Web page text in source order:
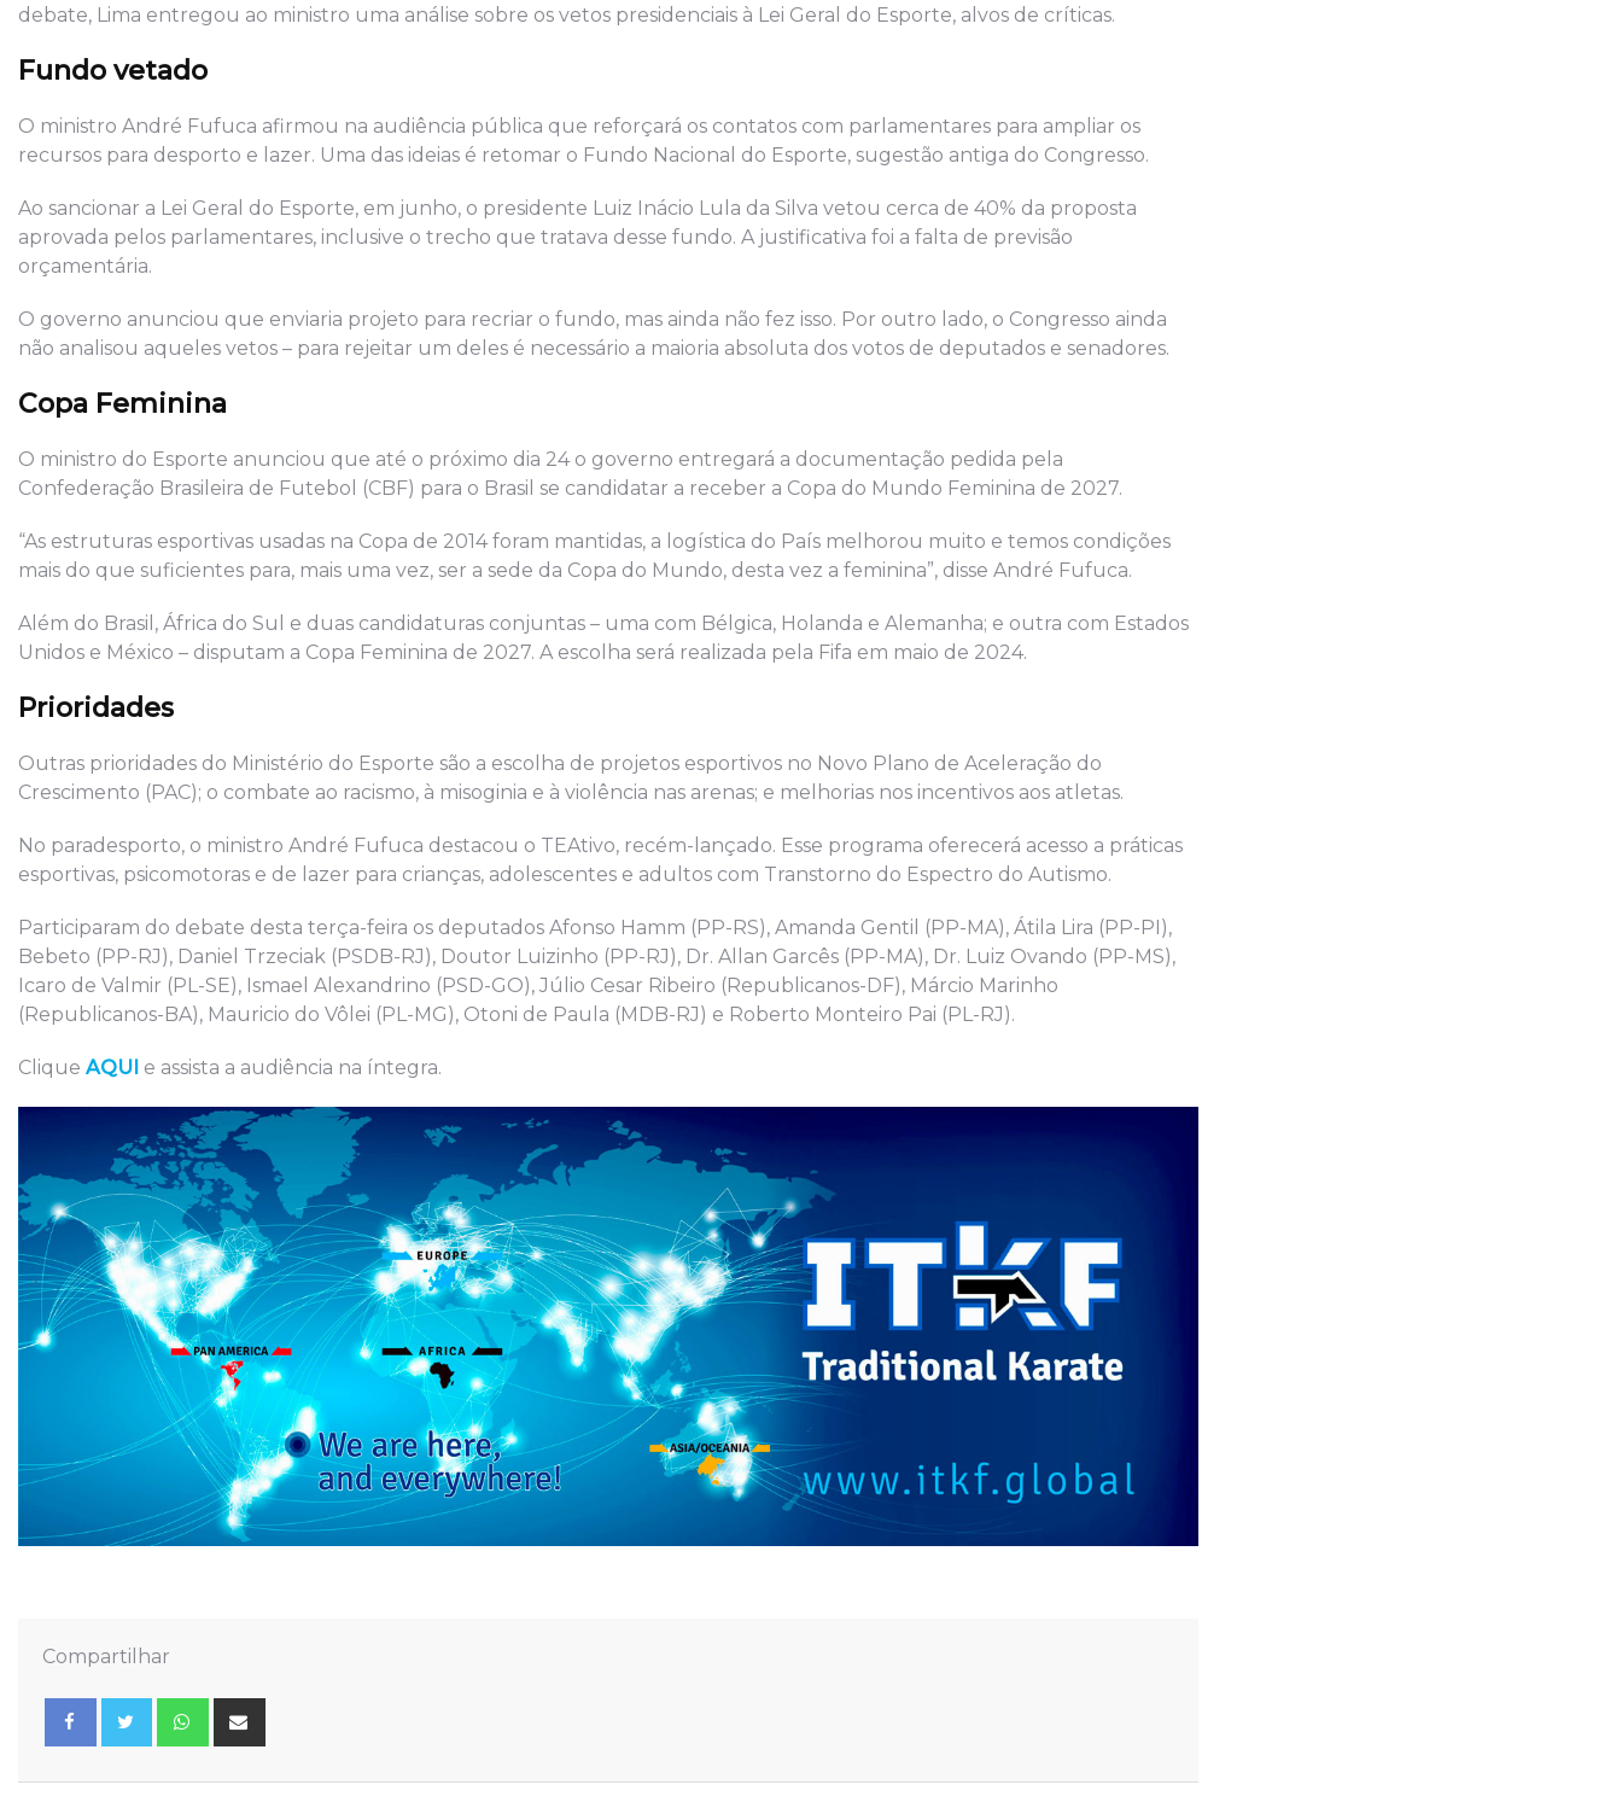
debate, Lima entregou ao ministro uma análise sobre os vetos presidenciais à Lei Geral do Esporte, alvos de críticas.
Fundo vetado
O ministro André Fufuca afirmou na audiência pública que reforçará os contatos com parlamentares para ampliar os
recursos para desporto e lazer. Uma das ideias é retomar o Fundo Nacional do Esporte, sugestão antiga do Congresso.
Ao sancionar a Lei Geral do Esporte, em junho, o presidente Luiz Inácio Lula da Silva vetou cerca de 40% da proposta
aprovada pelos parlamentares, inclusive o trecho que tratava desse fundo. A justificativa foi a falta de previsão
orçamentária.
O governo anunciou que enviaria projeto para recriar o fundo, mas ainda não fez isso. Por outro lado, o Congresso ainda
não analisou aqueles vetos – para rejeitar um deles é necessário a maioria absoluta dos votos de deputados e senadores.
Copa Feminina
O ministro do Esporte anunciou que até o próximo dia 24 o governo entregará a documentação pedida pela
Confederação Brasileira de Futebol (CBF) para o Brasil se candidatar a receber a Copa do Mundo Feminina de 2027.
“As estruturas esportivas usadas na Copa de 2014 foram mantidas, a logística do País melhorou muito e temos condições
mais do que suficientes para, mais uma vez, ser a sede da Copa do Mundo, desta vez a feminina”, disse André Fufuca.
Além do Brasil, África do Sul e duas candidaturas conjuntas – uma com Bélgica, Holanda e Alemanha; e outra com Estados
Unidos e México – disputam a Copa Feminina de 2027. A escolha será realizada pela Fifa em maio de 2024.
Prioridades
Outras prioridades do Ministério do Esporte são a escolha de projetos esportivos no Novo Plano de Aceleração do
Crescimento (PAC); o combate ao racismo, à misoginia e à violência nas arenas; e melhorias nos incentivos aos atletas.
No paradesporto, o ministro André Fufuca destacou o TEAtivo, recém-lançado. Esse programa oferecerá acesso a práticas
esportivas, psicomotoras e de lazer para crianças, adolescentes e adultos com Transtorno do Espectro do Autismo.
Participaram do debate desta terça-feira os deputados Afonso Hamm (PP-RS), Amanda Gentil (PP-MA), Átila Lira (PP-PI),
Bebeto (PP-RJ), Daniel Trzeciak (PSDB-RJ), Doutor Luizinho (PP-RJ), Dr. Allan Garcês (PP-MA), Dr. Luiz Ovando (PP-MS),
Icaro de Valmir (PL-SE), Ismael Alexandrino (PSD-GO), Júlio Cesar Ribeiro (Republicanos-DF), Márcio Marinho
(Republicanos-BA), Mauricio do Vôlei (PL-MG), Otoni de Paula (MDB-RJ) e Roberto Monteiro Pai (PL-RJ).
Clique AQUI e assista a audiência na íntegra.
Compartilhar
Whatsapp